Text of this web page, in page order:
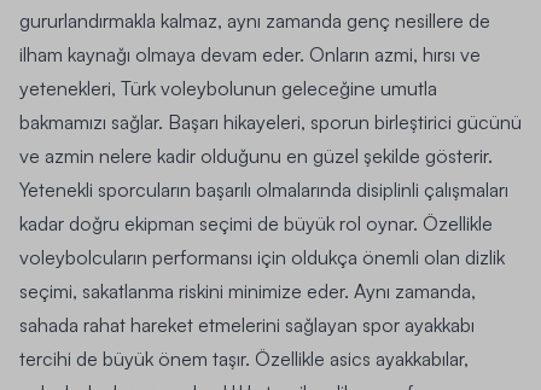
gururlandırmakla kalmaz, aynı zamanda genç nesillere de
ilham kaynağı olmaya devam eder. Onların azmi, hırsı ve
yetenekleri, Türk voleybolunun geleceğine umutla
bakmamızı sağlar. Başarı hikayeleri, sporun birleştirici gücünü
ve azmin nelere kadir olduğunu en güzel şekilde gösterir.
Yetenekli sporcuların başarılı olmalarında disiplinli çalışmaları
kadar doğru ekipman seçimi de büyük rol oynar. Özellikle
voleybolcuların performansı için oldukça önemli olan dizlik
seçimi, sakatlanma riskini minimize eder. Aynı zamanda,
sahada rahat hareket etmelerini sağlayan spor ayakkabı
tercihi de büyük önem taşır. Özellikle asics ayakkabılar,